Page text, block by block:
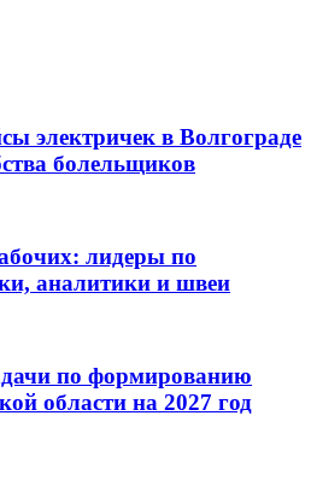
электричек в Волгограде
болельщиков
лидеры по
аналитики и швеи
по формированию
области на 2027 год